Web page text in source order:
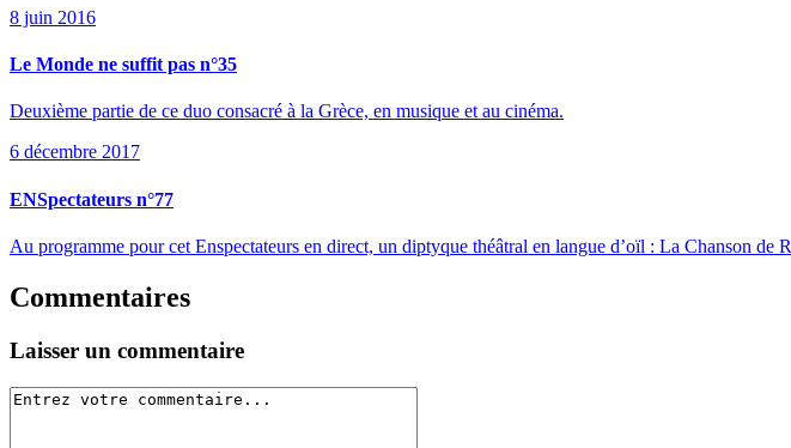
8 juin 2016
Le Monde ne suffit pas n°35
Deuxième partie de ce duo consacré à la Grèce, en musique et au cinéma.
6 décembre 2017
ENSpectateurs n°77
Au programme pour cet Enspectateurs en direct, un diptyque théâtral en langue d’oïl : La Chanson de
Commentaires
Laisser un commentaire